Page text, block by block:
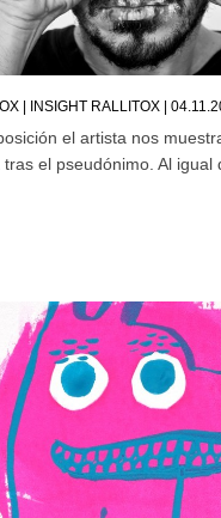
| INSIGHT RALLITOX |
el artista nos
tras el pseudónimo. Al igual